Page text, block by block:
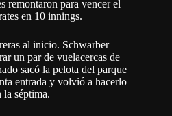
remontaron para vencer el
en 10 innings.
al inicio. Schwarber
un par de vuelacercas de
sacó la pelota del parque
entrada y volvió a hacerlo
séptima.